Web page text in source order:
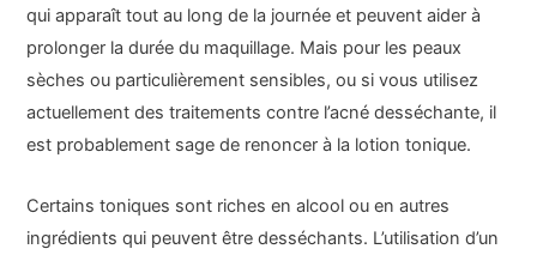
qui apparaît tout au long de la journée et peuvent aider à
prolonger la durée du maquillage. Mais pour les peaux
sèches ou particulièrement sensibles, ou si vous utilisez
actuellement des traitements contre l’acné desséchante, il
est probablement sage de renoncer à la lotion tonique.
Certains toniques sont riches en alcool ou en autres
ingrédients qui peuvent être desséchants. L’utilisation d’un